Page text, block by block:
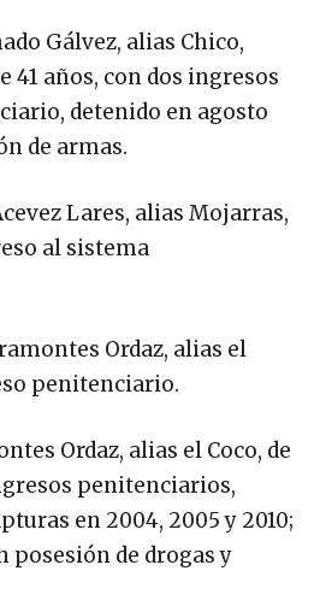
Gálvez, alias Chico,
41 años, con dos ingresos
detenido en agosto
de armas.
Lares, alias Mojarras,
al sistema
Ordaz, alias el
penitenciario.
Ordaz, alias el Coco, de
penitenciarios,
en 2004, 2005 y 2010;
posesión de drogas y